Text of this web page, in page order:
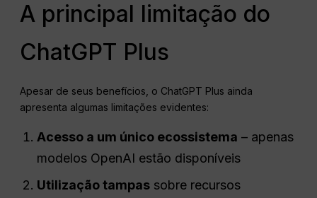
A principal limitação do
ChatGPT Plus
Apesar de seus benefícios, o ChatGPT Plus ainda
apresenta algumas limitações evidentes:
Acesso a um único ecossistema – apenas
modelos OpenAI estão disponíveis
Utilizaçãotampas sobre recursos